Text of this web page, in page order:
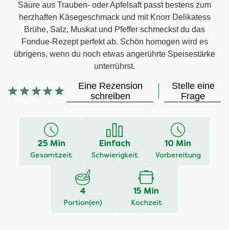
Säure aus Trauben- oder Apfelsaft passt bestens zum
herzhaften Käsegeschmack und mit Knorr Delikatess
Brühe, Salz, Muskat und Pfeffer schmeckst du das
Fondue-Rezept perfekt ab. Schön homogen wird es
übrigens, wenn du noch etwas angerührte Speisestärke
unterrührst.
Keine
abgegeben
Eine Rezension
schreiben
Stelle eine
Frage
25 Min
Gesamtzeit
Einfach
Schwierigkeit
10 Min
Vorbereitung
4
Portion(en)
15 Min
Kochzeit